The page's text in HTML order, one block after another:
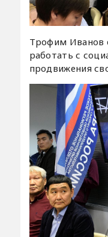
Трофим Иванов
работать с
продвижения